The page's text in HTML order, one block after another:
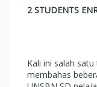
2 STUDENTS
Kali ini salah
membahas